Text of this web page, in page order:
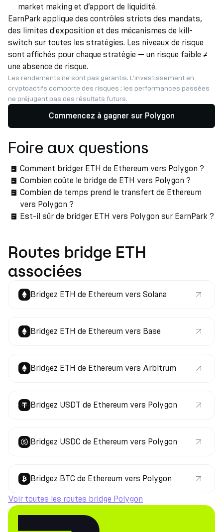
market making et d’apport de liquidité.
EarnPark applique des contrôles stricts des mandats,
des limites d'exposition et des mécanismes de kill-
switch sur toutes les stratégies. Les niveaux de risque
sont affichés pour chaque stratégie — un risque faible ≠
une absence de risque.
Les rendements ne sont pas garantis. L'investissement en
cryptoactifs comporte des risques ; les performances passées
ne préjugent pas des résultats futurs.
Commencez à gagner sur Polygon
Foire aux questions
Comment bridger ETH de Ethereum vers Polygon ?
Combien coûte le bridge de ETH vers Polygon ?
Combien de temps prend le transfert de Ethereum
vers Polygon ?
Est-il sûr de bridger ETH vers Polygon sur EarnPark ?
Routes bridge ETH
associées
Bridgez ETH de Ethereum vers Solana
Bridgez ETH de Ethereum vers Base
Bridgez ETH de Ethereum vers Arbitrum
Bridgez USDT de Ethereum vers Polygon
Bridgez USDC de Ethereum vers Polygon
Bridgez BTC de Ethereum vers Polygon
Voir toutes les routes bridge Polygon